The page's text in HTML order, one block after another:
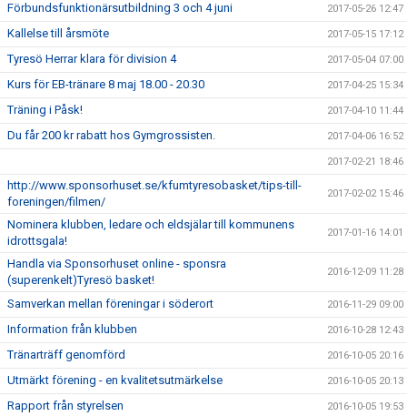
Förbundsfunktionärsutbildning 3 och 4 juni 2017-05-26 12:47
Kallelse till årsmöte 2017-05-15 17:12
Tyresö Herrar klara för division 4 2017-05-04 07:00
Kurs för EB-tränare 8 maj 18.00 - 20.30 2017-04-25 15:34
Träning i Påsk! 2017-04-10 11:44
Du får 200 kr rabatt hos Gymgrossisten. 2017-04-06 16:52
2017-02-21 18:46
http://www.sponsorhuset.se/kfumtyresobasket/tips-till-
foreningen/filmen/
2017-02-02 15:46
Nominera klubben, ledare och eldsjälar till kommunens
idrottsgala!
2017-01-16 14:01
Handla via Sponsorhuset online - sponsra
(superenkelt)Tyresö basket!
2016-12-09 11:28
Samverkan mellan föreningar i söderort 2016-11-29 09:00
Information från klubben 2016-10-28 12:43
Tränarträff genomförd 2016-10-05 20:16
Utmärkt förening - en kvalitetsutmärkelse 2016-10-05 20:13
Rapport från styrelsen 2016-10-05 19:53